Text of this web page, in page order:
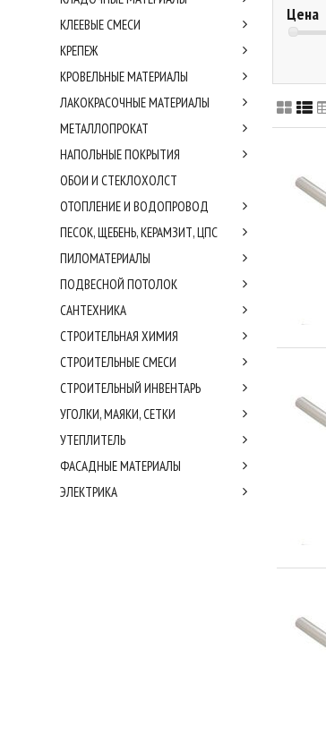
Цена
КЛЕЕВЫЕ СМЕСИ
КРЕПЕЖ
КРОВЕЛЬНЫЕ МАТЕРИАЛЫ
ЛАКОКРАСОЧНЫЕ МАТЕРИАЛЫ
МЕТАЛЛОПРОКАТ
НАПОЛЬНЫЕ ПОКРЫТИЯ
ОБОИ И СТЕКЛОХОЛСТ
ОТОПЛЕНИЕ И ВОДОПРОВОД
ПЕСОК, ЩЕБЕНЬ, КЕРАМЗИТ, ЦПС
ПИЛОМАТЕРИАЛЫ
ПОДВЕСНОЙ ПОТОЛОК
САНТЕХНИКА
СТРОИТЕЛЬНАЯ ХИМИЯ
СТРОИТЕЛЬНЫЕ СМЕСИ
СТРОИТЕЛЬНЫЙ ИНВЕНТАРЬ
УГОЛКИ, МАЯКИ, СЕТКИ
УТЕПЛИТЕЛЬ
ФАСАДНЫЕ МАТЕРИАЛЫ
ЭЛЕКТРИКА